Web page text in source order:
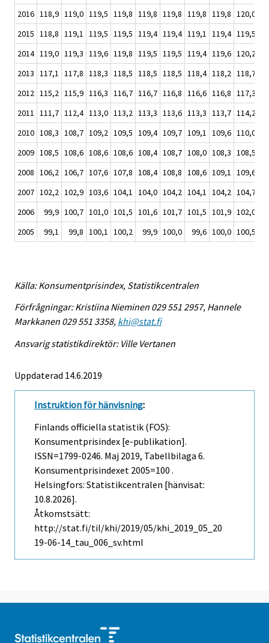
2016 118,9 119,0 119,5 119,8 119,8 119,8 119,8 119,8 120,0
2015 118,8 119,1 119,5 119,5 119,4 119,4 119,1 119,4 119,5
2014 119,0 119,3 119,6 119,8 119,5 119,5 119,4 119,6 120,2
2013 117,1 117,8 118,3 118,5 118,5 118,5 118,4 118,2 118,7
2012 115,2 115,9 116,3 116,7 116,7 116,8 116,6 116,8 117,3
2011 111,7 112,4 113,0 113,2 113,3 113,6 113,3 113,7 114,2
2010 108,3 108,7 109,2 109,5 109,4 109,7 109,1 109,6 110,0
2009 108,5 108,6 108,6 108,6 108,4 108,7 108,0 108,3 108,5
2008 106,2 106,7 107,6 107,8 108,4 108,8 108,6 109,1 109,6
2007 102,2 102,9 103,6 104,1 104,0 104,2 104,1 104,2 104,7
2006
99,9 100,7 101,0 101,5 101,6 101,7 101,5 101,9 102,0
2005
99,1 99,8 100,1 100,2 99,9 100,0 99,6 100,0 100,5
Källa: Konsumentprisindex, Statistikcentralen
Förfrågningar: Kristiina Nieminen 029 551 2957, Hannele
Markkanen 029 551 3358, khi@stat.fi
Ansvarig statistikdirektör: Ville Vertanen
Uppdaterad 14.6.2019
Instruktion för hänvisning:
Finlands officiella statistik (FOS):
Konsumentprisindex [e-publikation].
ISSN=1799-0246. Maj 2019, Tabellbilaga 6.
Konsumentprisindexet 2005=100 .
Helsingfors: Statistikcentralen [hänvisat:
10.8.2026].
Åtkomstsätt:
http://stat.fi/til/khi/2019/05/khi_2019_05_20
19-06-14_tau_006_sv.html